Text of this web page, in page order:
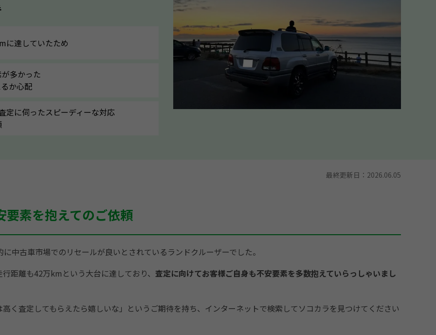
に達していたため
多かった
か心配
定に伺ったスピーディーな対応
最終更新日： 2026.06.05
要素を抱えてのご依頼
中古車市場でのリセールが良いとされているランドクルーザーでした。
距離も42万kmという大台に達しており、 査定に向けてお客様ご自身も不安要素を多数抱えていらっしゃいまし
く査定してもらえたら嬉しいな」というご期待を持ち、インターネットで検索してソコカラを見つけてください